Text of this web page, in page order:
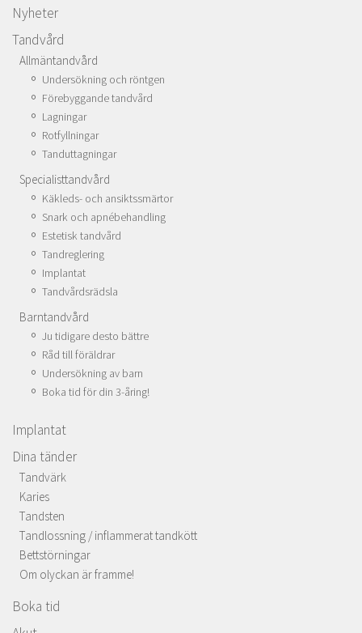
Nyheter
Tandvård
Allmäntandvård
Undersökning och röntgen
Förebyggande tandvård
Lagningar
Rotfyllningar
Tanduttagningar
Specialisttandvård
Käkleds- och ansiktssmärtor
Snark och apnébehandling
Estetisk tandvård
Tandreglering
Implantat
Tandvårdsrädsla
Barntandvård
Ju tidigare desto bättre
Råd till föräldrar
Undersökning av barn
Boka tid för din 3-åring!
Implantat
Dina tänder
Tandvärk
Karies
Tandsten
Tandlossning / inflammerat tandkött
Bettstörningar
Om olyckan är framme!
Boka tid